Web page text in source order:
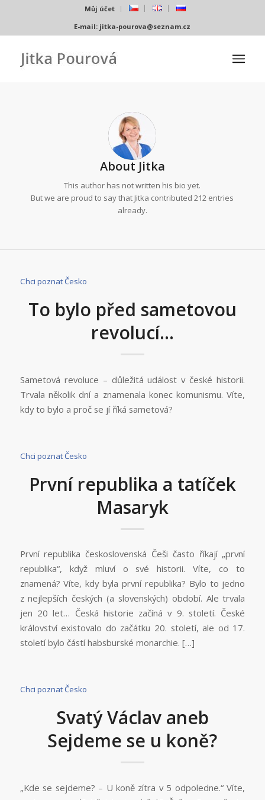
Můj účet
E-mail: jitka-pourova@seznam.cz
About Jitka
This author has not written his bio yet.
But we are proud to say that Jitka contributed 212 entries
already.
Chci poznat Česko
To bylo před sametovou
revolucí…
Sametová revoluce – důležitá událost v české historii.
Trvala několik dní a znamenala konec komunismu. Víte,
kdy to bylo a proč se jí říká sametová?
Chci poznat Česko
První republika a tatíček
Masaryk
První republika československá Češi často říkají „první
republika“, když mluví o své historii. Víte, co to
znamená? Víte, kdy byla první republika? Bylo to jedno
z nejlepších českých (a slovenských) období. Ale trvala
jen 20 let… Česká historie začíná v 9. století. České
království existovalo do začátku 20. století, ale od 17.
století bylo částí habsburské monarchie. […]
Chci poznat Česko
Svatý Václav aneb
Sejdeme se u koně?
„Kde se sejdeme? – U koně zítra v 5 odpoledne.“ Víte,